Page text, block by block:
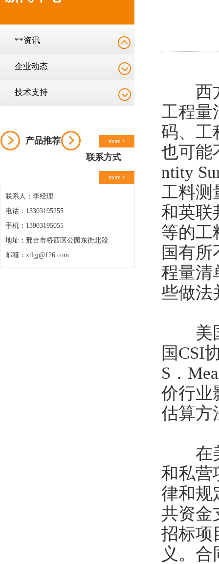
**资讯
企业动态
技术支持
产品推荐 more +
联系方式
more +
联系人：李经理
电话：13303195255
手机：13903195055
地址：邢台市桥西区公园东街北段
邮箱：xtlgj@126.com
西方
工程量
码、工
也可能
ntity
工料
和英联
等的工
国有
程量清
些做法
美国
国CSI
S．
价行业
估算方
在美
和私营
律和规
共资金
招标项
义。